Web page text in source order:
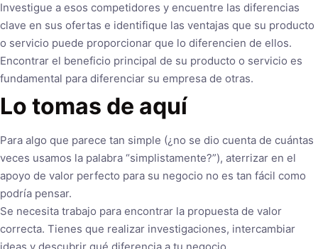
Investigue a esos competidores y encuentre las diferencias
clave en sus ofertas e identifique las ventajas que su producto
o servicio puede proporcionar que lo diferencien de ellos.
Encontrar el beneficio principal de su producto o servicio es
fundamental para diferenciar su empresa de otras.
Lo tomas de aquí
Para algo que parece tan simple (¿no se dio cuenta de cuántas
veces usamos la palabra “simplistamente?”), aterrizar en el
apoyo de valor perfecto para su negocio no es tan fácil como
podría pensar.
Se necesita trabajo para encontrar la propuesta de valor
correcta. Tienes que realizar investigaciones, intercambiar